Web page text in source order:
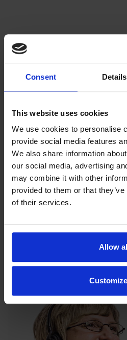
Consent Details
This website uses cookies
We use cookies to personalise
provide social media features
We also share information
our social media, advertising
may combine it with other
provided to them or that
of their services.
Allow
Customize
Indexator Rotator Systems AB